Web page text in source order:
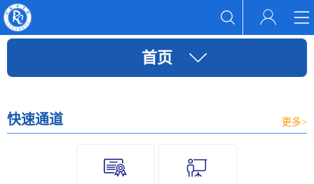
首页
快速通道 更多>